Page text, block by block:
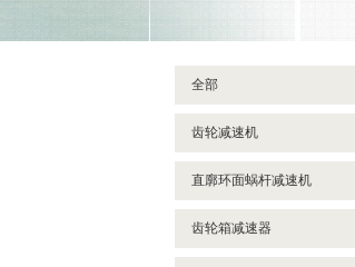
全部
齿轮减速机
F系列减速机
S系列减速机
K系列减速机
直廓环面蜗杆减速机
HWT系列减速机
HWWT系列减速机
齿轮箱减速器